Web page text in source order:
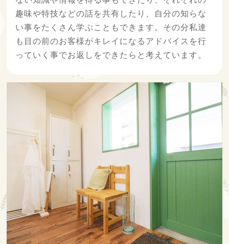
趣味や特技などの話を共有したり、自分の知らな
い事をたくさん学ぶこともできます。その分私達
も目の前のお客様がキレイになるアドバイスを行
っていく事でお返しをできたらと考えています。